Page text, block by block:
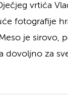
vrtića
fotografije
je sirovo,
dovoljno za